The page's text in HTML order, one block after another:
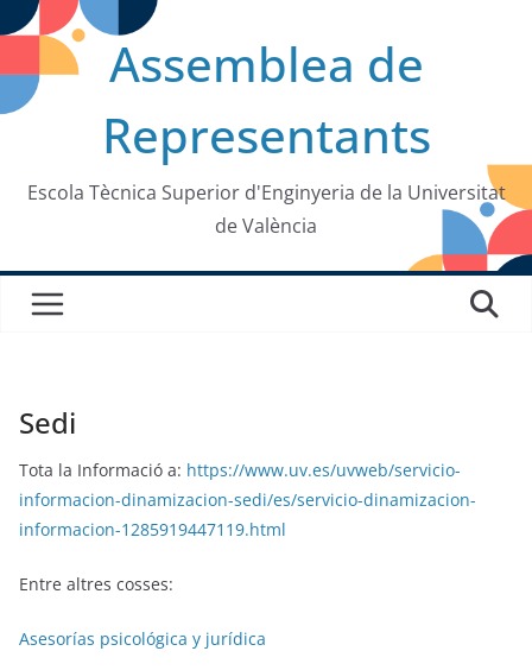
Saltar
contenido
Assemblea de
Representants
Escola Tècnica Superior d'Enginyeria de la Universitat
de València
Sedi
Tota la Informació a: https://www.uv.es/uvweb/servicio-
informacion-dinamizacion-sedi/es/servicio-dinamizacion-
informacion-1285919447119.html
Entre altres cosses:
Asesorías psicológica y jurídica